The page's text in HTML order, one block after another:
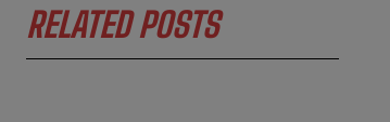
RELATED POSTS